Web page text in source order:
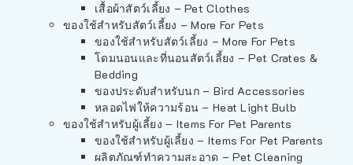
เสื้อผ้าสัตว์เลี้ยง – Pet Clothes
ของใช้สำหรับสัตว์เลี้ยง – More For Pets
ของใช้สำหรับสัตว์เลี้ยง – More For Pets
โดมนอนและที่นอนสัตว์เลี้ยง – Pet Crates &
Bedding
ของประดับสำหรับนก – Bird Accessories
หลอดไฟให้ความร้อน – Heat Light Bulb
ของใช้สำหรับผู้เลี้ยง – Items For Pet Parents
ของใช้สำหรับผู้เลี้ยง – Items For Pet Parents
ผลิตภัณฑ์ทำความสะอาด – Pet Cleaning